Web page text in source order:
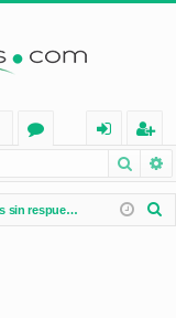
os
nt
ifi
eg
ist
ra
Temas sin respuesta